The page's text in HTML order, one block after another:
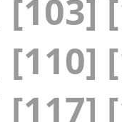
[103]
[110]
[117]